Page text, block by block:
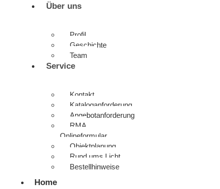
Über uns
Profil
Geschichte
Team
Service
Kontakt
Kataloganforderung
Angebotanforderung
RMA
Onlineformular
Objektplanung
Rund ums Licht
Bestellhinweise
Home